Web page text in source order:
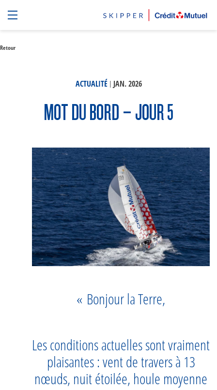
Retour
ACTUALITÉ| JAN. 2026
MOT DU BORD – JOUR 5
« Bonjour la Terre,
Les conditions actuelles sont vraiment
plaisantes : vent de travers à 13
nœuds, nuit étoilée, houle moyenne